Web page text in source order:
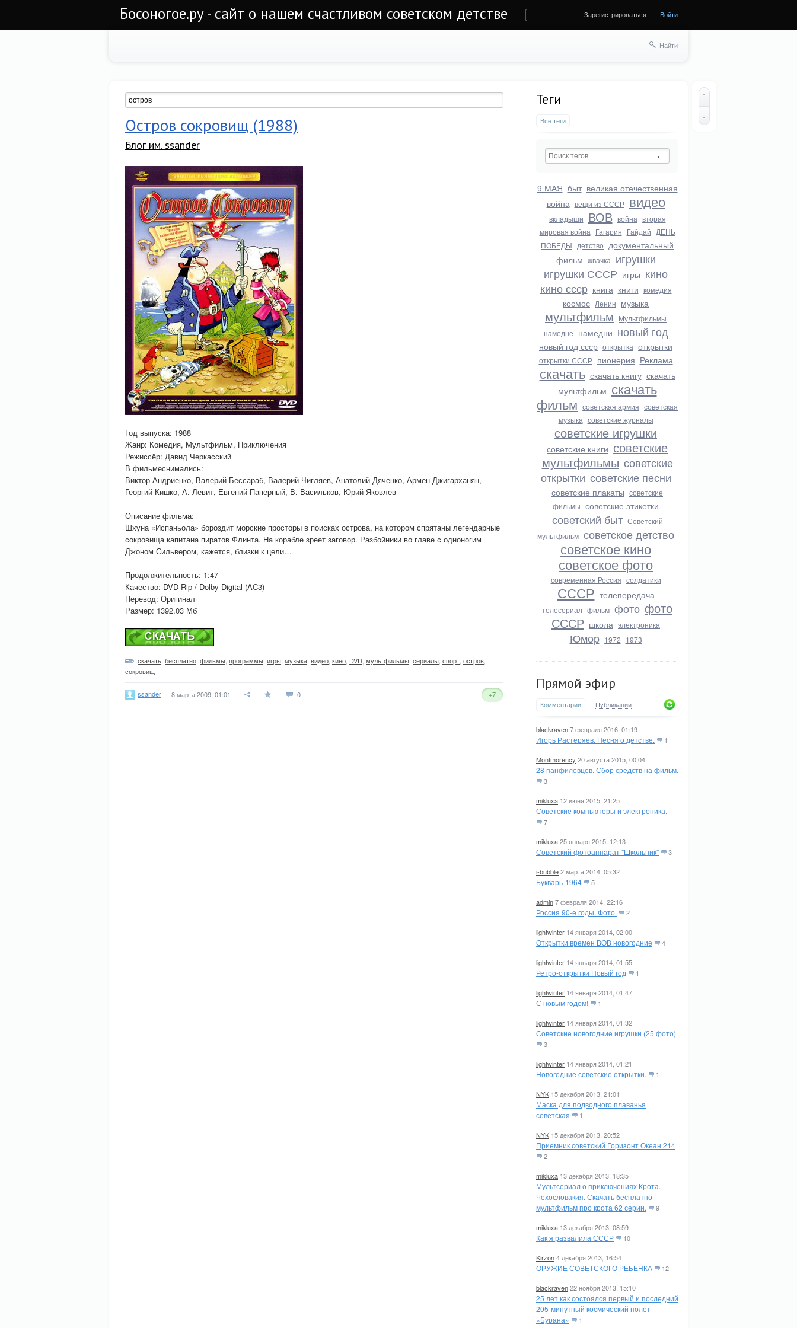
Босоногое.ру - сайт о нашем счастливом советском детстве Зарегистрироваться Войти
Найти
Теги
Все теги
9 МАЯ быт великая отечественная
война вещи из СССР видео
вкладыши ВОВ война вторая
мировая война Гагарин Гайдай ДЕНЬ
ПОБЕДЫ детство документальный
фильм жвачка игрушки
игрушки СССР игры кино
кино ссср книга книги комедия
космос Ленин музыка
мультфильм Мультфильмы
намедне намедни новый год
новый год ссср открытка открытки
открытки СССР пионерия Реклама
скачать скачать книгу скачать
мультфильм скачать
фильм советская армия советская
музыка советские журналы
советские игрушки
советские книги советские
мультфильмы советские
открытки советские песни
советские плакаты советские
фильмы советские этикетки
советский быт Советский
мультфильм советское детство
советское кино
советское фото
современная Россия солдатики
СССР телепередача
телесериал фильм фото фото
СССР школа электроника
Юмор 1972 1973
Прямой эфир
Комментарии Публикации
blackraven7 февраля 2016, 01:19
Игорь Растеряев. Песня о детстве. 1
Montmorency 20 августа 2015, 00:04
28 панфиловцев. Сбор средств на фильм.
3
mikluxa 12 июня 2015, 21:25
Советские компьютеры и электроника.
7
mikluxa25 января 2015, 12:13
Советский фотоаппарат "Школьник" 3
i-bubble2 марта 2014, 05:32
Букварь-1964 5
admin7 февраля 2014, 22:16
Россия 90-е годы. Фото. 2
lightwinter 14 января 2014, 02:00
Открытки времен ВОВ новогодние 4
lightwinter 14 января 2014, 01:55
Ретро-открытки Новый год 1
lightwinter 14 января 2014, 01:47
С новым годом! 1
lightwinter 14 января 2014, 01:32
Советские новогодние игрушки (25 фото)
3
lightwinter 14 января 2014, 01:21
Новогодние советские открытки. 1
NYK 15 декабря 2013, 21:01
Маска для подводного плаванья
советская
1
NYK 15 декабря 2013, 20:52
Приемник советский Горизонт Океан 214
2
mikluxa 13 декабря 2013, 18:35
Мультсериал о приключениях Крота.
Чехословакия. Скачать бесплатно
мультфильм про крота 62 серии.
9
mikluxa 13 декабря 2013, 08:59
Как я развалила СССР 10
Kirzon4 декабря 2013, 16:54
ОРУЖИЕ СОВЕТСКОГО РЕБЕНКА 12
blackraven22 ноября 2013, 15:10
25 лет как состоялся первый и последний
205-минутный космический полёт
«Бурана»
1
Остров сокровищ (1988)
Блог им. ssander
Год выпуска: 1988
Жанр: Комедия, Мультфильм, Приключения
Режиссёр: Давид Черкасский
В фильмеснимались:
Виктор Андриенко, Валерий Бессараб, Валерий Чигляев, Анатолий Дяченко, Армен Джигарханян,
Георгий Кишко, А. Левит, Евгений Паперный, В. Васильков, Юрий Яковлев
Описание фильма:
Шхуна «Испаньола» бороздит морские просторы в поисках острова, на котором спрятаны легендарные
сокровища капитана пиратов Флинта. На корабле зреет заговор. Разбойники во главе с одноногим
Джоном Сильвером, кажется, близки к цели…
Продолжительность: 1:47
Качество: DVD-Rip / Dolby Digital (AC3)
Перевод: Оригинал
Размер: 1392.03 Мб
скачать бесплатно фильмы программы игры музыка видео кино DVD мультфильмы сериалы спорт остров
сокровищ
ssander 8 марта 2009, 01:01 0 +7